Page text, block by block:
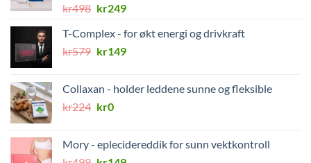
kr498 Opprinnelig
var:
kr498.
kr249Nåværende
er:
kr249.
T-Complex - for økt energi og drivkraft
kr579 Opprinnelig
kr579.
kr149Nåværende
kr149.
Collaxan - holder leddene sunne og fleksible
kr224 Opprinnelig
kr224.
kr0Nåværende
kr0.
Mory - eplecidereddik for sunn vektkontroll